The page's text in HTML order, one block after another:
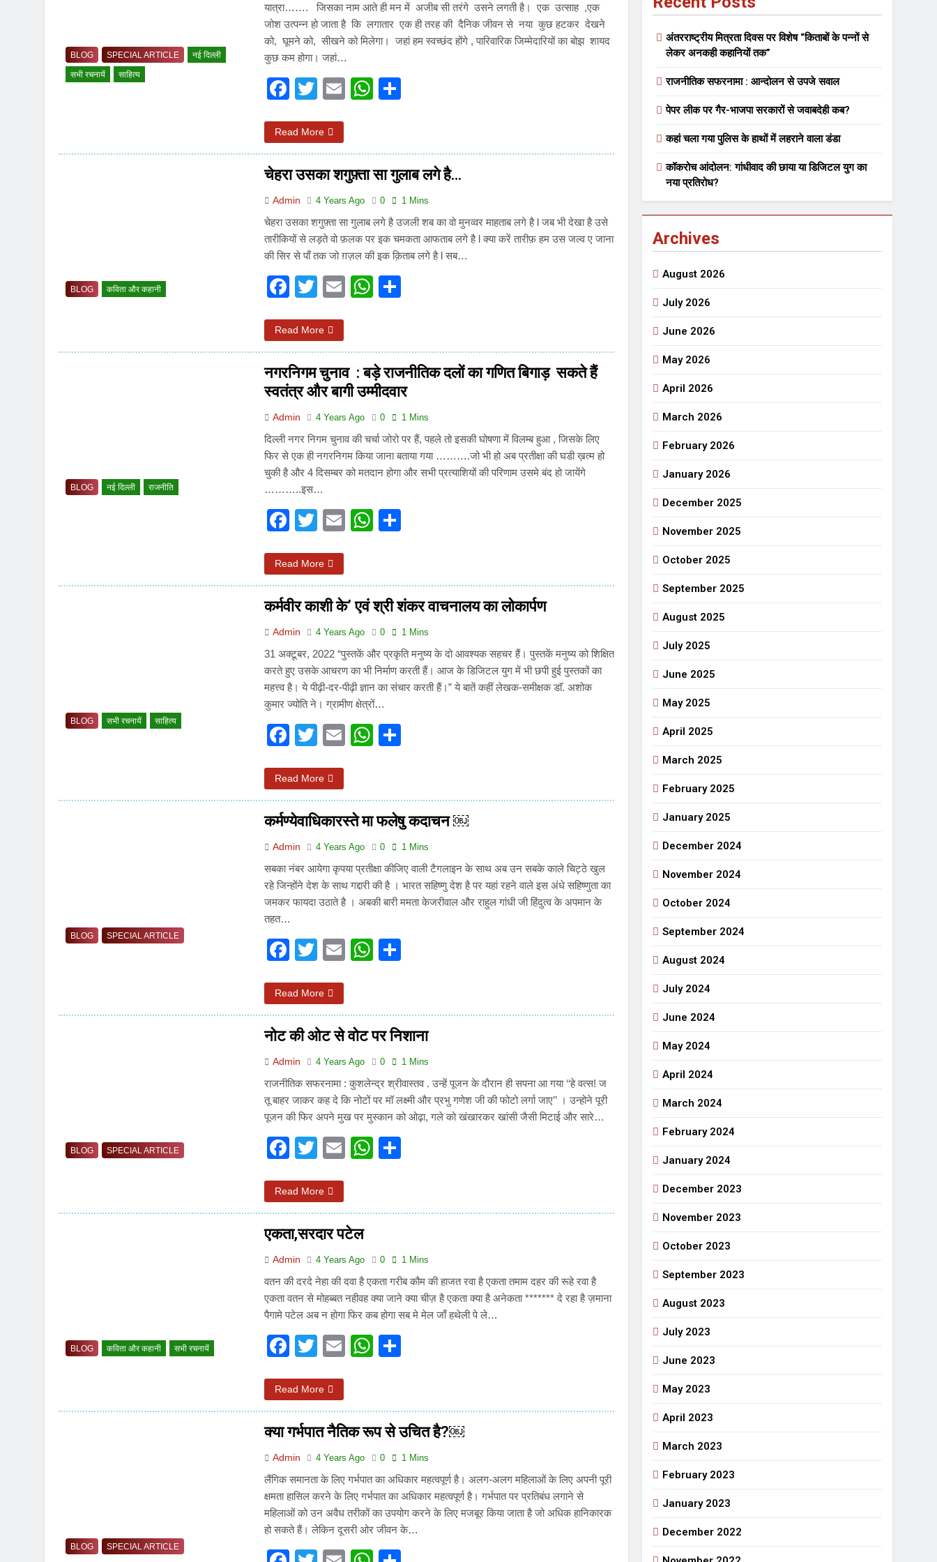
3 Years Ago 3 Years Ago
अंतरराष्ट्रीय मित्रता दिवस पर विशेष “किताबों के पन्नों से लेकर अनकही कहानियों तक”
5 Days Ago 6 Days Ago
पेपर लीक पर गैर-भाजपा सरकारों से जवाबदेही कब? कहां चला गया पुलिस के हाथों में लहराने वाला डंडा
कॉकरोच आंदोलन: गांधीवाद की छाया या डिजिटल युग का नया प्रतिरोध? संस्मरण : गर्मी की छुट्टियां और बचपन
BLOG SPECIAL ARTICLE
नई दिल्ली
सभी रचनायें
साहित्य
यात्रा……. जिसका नाम आते ही मन में अजीब सी तरंगे उसने लगती है। एक उत्साह ,एक
जोश उत्पन्न हो जाता है कि लगातार एक ही तरह की दैनिक जीवन से नया कुछ हटकर देखने
को, घूमने को, सीखने को मिलेगा। जहां हम स्वच्छंद होंगे , पारिवारिक जिम्मेदारियों का बोझ शायद
कुछ कम होगा। जहां…
Facebook
Twitter
EmailWhatsApp
Read More
BLOG कविता और कहानी
चेहरा उसका शगुफ़्ता सा गुलाब लगे है…
Admin 4 Years Ago 0 1 Mins
चेहरा उसका शगुफ़्ता सा गुलाब लगे है उजली शब का वो मुनव्वर माहताब लगे है l जब भी देखा है उसे
तारीकियों से लड़ते वो फ़लक पर इक चमकता आफताब लगे है l क्या करें तारीफ़ हम उस जल्व ए जाना
की सिर से पाँ तक जो ग़ज़ल की इक क़िताब लगे है l सब…
Facebook
Twitter
EmailWhatsApp
Read More
BLOG नई दिल्ली राजनीति
नगरनिगम चुनाव : बड़े राजनीतिक दलों का गणित बिगाड़ सकते हैं
स्वतंत्र और बागी उम्मीदवार
Admin 4 Years Ago 0 1 Mins
दिल्ली नगर निगम चुनाव की चर्चा जोरो पर हैं, पहले तो इसकी घोषणा में विलम्ब हुआ , जिसके लिए
फिर से एक ही नगरनिगम किया जाना बताया गया ……….जो भी हो अब प्रतीक्षा की घडी ख़त्म हो
चुकी है और 4 दिसम्बर को मतदान होगा और सभी प्रत्याशियों की परिणाम उसमे बंद हो जायेंगे
………..इस…
Facebook
Twitter
EmailWhatsApp
Read More
BLOG सभी रचनायें साहित्य
कर्मवीर काशी के’ एवं श्री शंकर वाचनालय का लोकार्पण
Admin 4 Years Ago 0 1 Mins
31 अक्टूबर, 2022 “पुस्तकें और प्रकृति मनुष्य के दो आवश्यक सहचर हैं। पुस्तकें मनुष्य को शिक्षित
करते हुए उसके आचरण का भी निर्माण करती हैं। आज के डिजिटल युग में भी छपी हुई पुस्तकों का
महत्त्व है। ये पीढ़ी-दर-पीढ़ी ज्ञान का संचार करती हैं।” ये बातें कहीं लेखक-समीक्षक डाॅ. अशोक
कुमार ज्योति ने। ग्रामीण क्षेत्रों…
Facebook
Twitter
EmailWhatsApp
Read More
BLOG SPECIAL ARTICLE
कर्मण्येवाधिकारस्ते मा फलेषु कदाचन ￼
Admin 4 Years Ago 0 1 Mins
सबका नंबर आयेगा कृपया प्रतीक्षा कीजिए वाली टैगलाइन के साथ अब उन सबके काले चिट्ठे खुल
रहे जिन्होंने देश के साथ गद्दारी की है । भारत सहिष्णु देश है पर यहां रहने वाले इस अंधे सहिष्णुता का
जमकर फायदा उठाते है । अबकी बारी ममता केजरीवाल और राहुल गांधी जी हिंदुत्व के अपमान के
तहत…
Facebook
Twitter
EmailWhatsApp
Read More
BLOG SPECIAL ARTICLE
नोट की ओट से वोट पर निशाना
Admin 4 Years Ago 0 1 Mins
राजनीतिक सफरनामा : कुशलेन्द्र श्रीवास्तव . उन्हें पूजन के दौरान ही सपना आ गया ‘‘हे वत्स! ज
तू बाहर जाकर कह दे कि नोटों पर मॉ लक्ष्मी और प्रभु गणेश जी की फोटो लर्गा जाए’’ । उन्होने पूरी
पूजन की फिर अपने मुख पर मुस्कान को ओढ़ा, गले को खंखारकर खांसी जैसी मिटाई और सारे…
Facebook
Twitter
EmailWhatsApp
Read More
BLOG कविता और कहानी सभी रचनायें
एकता,सरदार पटेल
Admin 4 Years Ago 0 1 Mins
वतन की दरदे नेहा की दवा है एकता गरीब कौम की हाजत रवा है एकता तमाम दहर की रूहे रवा है
एकता वतन से मोहब्बत नहीवह क्या जाने क्या चीज़ है एकता क्या है अनेकता ******* दे रहा है ज़माना
पैगामे पटेल अब न होगा फिर कब होगा सब मे मेल जाँ हथेली पे ले…
Facebook
Twitter
EmailWhatsApp
Read More
BLOG SPECIAL ARTICLE
क्या गर्भपात नैतिक रूप से उचित है?￼
Admin 4 Years Ago 0 1 Mins
लैंगिक समानता के लिए गर्भपात का अधिकार महत्वपूर्ण है। अलग-अलग महिलाओं के लिए अपनी पूरी
क्षमता हासिल करने के लिए गर्भपात का अधिकार महत्वपूर्ण है। गर्भपात पर प्रतिबंध लगाने से
महिलाओं को उन अवैध तरीकों का उपयोग करने के लिए मजबूर किया जाता है जो अधिक हानिकारक
हो सकते हैं। लेकिन दूसरी ओर जीवन के…
अंतरराष्ट्रीय मित्रता दिवस पर विशेष “किताबों के पन्नों से
लेकर अनकही कहानियों तक”
राजनीतिक सफरनामा : आन्दोलन से उपजे सवाल
पेपर लीक पर गैर-भाजपा सरकारों से जवाबदेही कब?
कहां चला गया पुलिस के हाथों में लहराने वाला डंडा
कॉकरोच आंदोलन: गांधीवाद की छाया या डिजिटल युग का
नया प्रतिरोध?
Archives
August 2026
July 2026
June 2026
May 2026
April 2026
March 2026
February 2026
January 2026
December 2025
November 2025
October 2025
September 2025
August 2025
July 2025
June 2025
May 2025
April 2025
March 2025
February 2025
January 2025
December 2024
November 2024
October 2024
September 2024
August 2024
July 2024
June 2024
May 2024
April 2024
March 2024
February 2024
January 2024
December 2023
November 2023
October 2023
September 2023
August 2023
July 2023
June 2023
May 2023
April 2023
March 2023
February 2023
January 2023
December 2022